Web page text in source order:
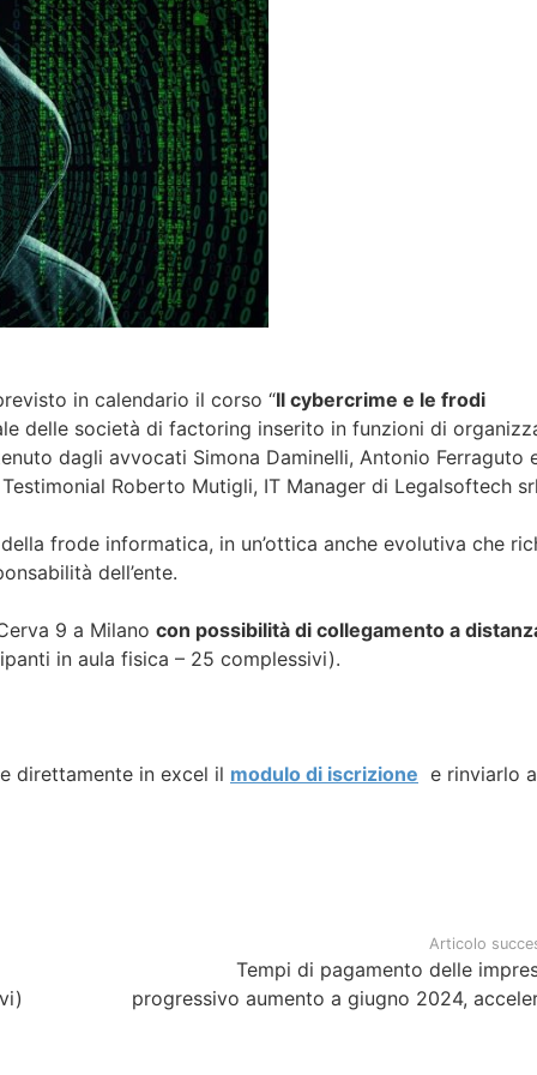
in calendario il corso “Il cybercrime e le frodi
delle società di factoring inserito in funzioni di
dagli avvocati Simona Daminelli, Antonio Ferraguto
Roberto Mutigli, IT Manager di Legalsoftech
frode informatica, in un’ottica anche evolutiva che
dell’ente.
9 a Milano con possibilità di collegamento a
in aula fisica – 25 complessivi).
direttamente in excel il modulo di iscrizione e rinviarlo
Articolo
Tempi di pagamento delle
progressivo aumento a giugno 2024,